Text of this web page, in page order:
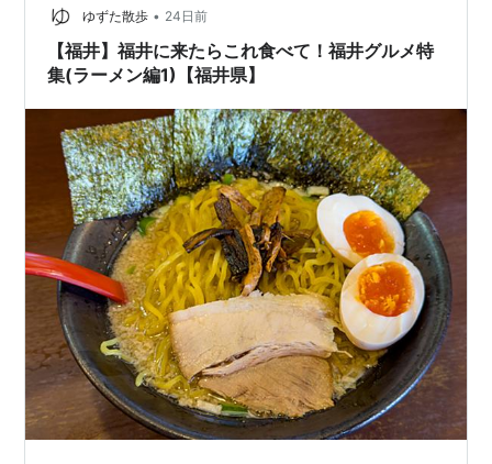
ブラック・ジャック
池袋ウエストゲートパーク
ハンドク!!!
愛なんていらねえよ、夏
Stand Up!!
世界の中心で、愛をさけぶ
四谷くんと大塚くん/天才少年探偵登場の巻
H2〜君といた日々
白夜行
ROOKIES
カクレカラクリ
ゴッドハンド輝
池田屋 (一般) 【いけだや】
ゆずた散歩 • 24日前
【福井】福井に来たらこれ食べて！福井グルメ特
集(ラーメン編1)【福井県】